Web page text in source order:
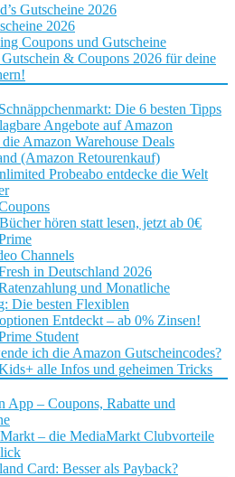
Gutscheine 2026
2026
Coupons und Gutscheine
& Coupons 2026 für deine
Die 6 besten Tipps
Angebote auf Amazon
Amazon Warehouse Deals
(Amazon Retourenkauf)
Probeabo entdecke die Welt
hören statt lesen, jetzt ab 0€
Channels
in Deutschland 2026
und Monatliche
Die besten Flexiblen
Entdeckt – ab 0% Zinsen!
Student
ich die Amazon Gutscheincodes?
alle Infos und geheimen Tricks
App – Coupons, Rabatte und
– die MediaMarkt Clubvorteile
Card: Besser als Payback?